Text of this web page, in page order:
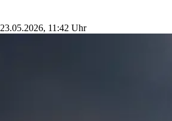
23.05.2026, 11:42 Uhr